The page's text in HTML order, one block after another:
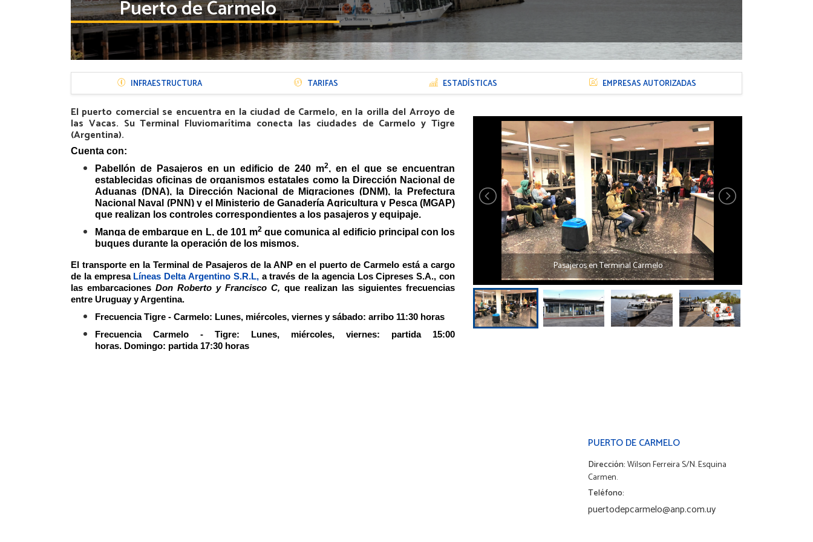
Puerto de Carmelo
Menú INFRAESTRUCTURA TARIFAS ESTADÍSTICAS EMPRESAS AUTORIZADAS
El puerto comercial se encuentra en la ciudad de Carmelo, en la orilla del Arroyo de
las Vacas. Su Terminal Fluviomarítima conecta las ciudades de Carmelo y Tigre
(Argentina).
Cuenta con:
Pabellón de Pasajeros en un edificio de 240 m2, en el que se encuentran
establecidas oficinas de organismos estatales como la Dirección Nacional de
Aduanas (DNA), la Dirección Nacional de Migraciones (DNM), la Prefectura
Nacional Naval (PNN) y el Ministerio de Ganadería Agricultura y Pesca (MGAP)
que realizan los controles correspondientes a los pasajeros y equipaje.
Manga de embarque en L, de 101 m2 que comunica al edificio principal con los
buques durante la operación de los mismos.
El transporte en la Terminal de Pasajeros de la ANP en el puerto de Carmelo está a cargo
de la empresaLíneas Delta Argentino S.R.L,a través de la agenciaLos Cipreses S.A., con
las embarcaciones Don Roberto y Francisco C, que realizan las siguientes frecuencias
entre Uruguay y Argentina.
Frecuencia Tigre - Carmelo: Lunes, miércoles, viernes y sábado: arribo 11:30 horas
Frecuencia Carmelo - Tigre:
Lunes, miércoles, viernes: partida 15:00
horas. Domingo: partida 17:30 horas
Pasajeros en Terminal Carmelo
PUERTO DE CARMELO
Dirección:Wilson Ferreira S/N. Esquina
Carmen.
Teléfono:
puertodepcarmelo@anp.com.uy